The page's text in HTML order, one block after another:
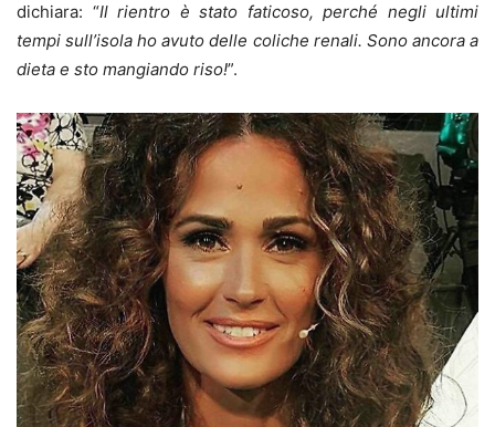
dichiara: “Il rientro è stato faticoso, perché negli ultimi
tempi sull’isola ho avuto delle coliche renali. Sono ancora a
dieta e sto mangiando riso!”.